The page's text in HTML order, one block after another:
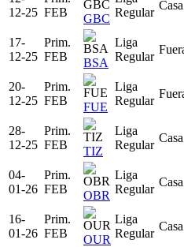
12-25 FEB
GBC Regular
Casa
17-
12-25
Prim.
FEB
BSA
Liga
Regular
20-
12-25
Prim.
FEB
FUE
Liga
Regular
28-
12-25
Prim.
FEB
TIZ
Liga
Regular
Casa
04-
01-26
Prim.
FEB
OBR
Liga
Regular
Casa
16-
01-26
Prim.
FEB
OUR
Liga
Regular
Casa